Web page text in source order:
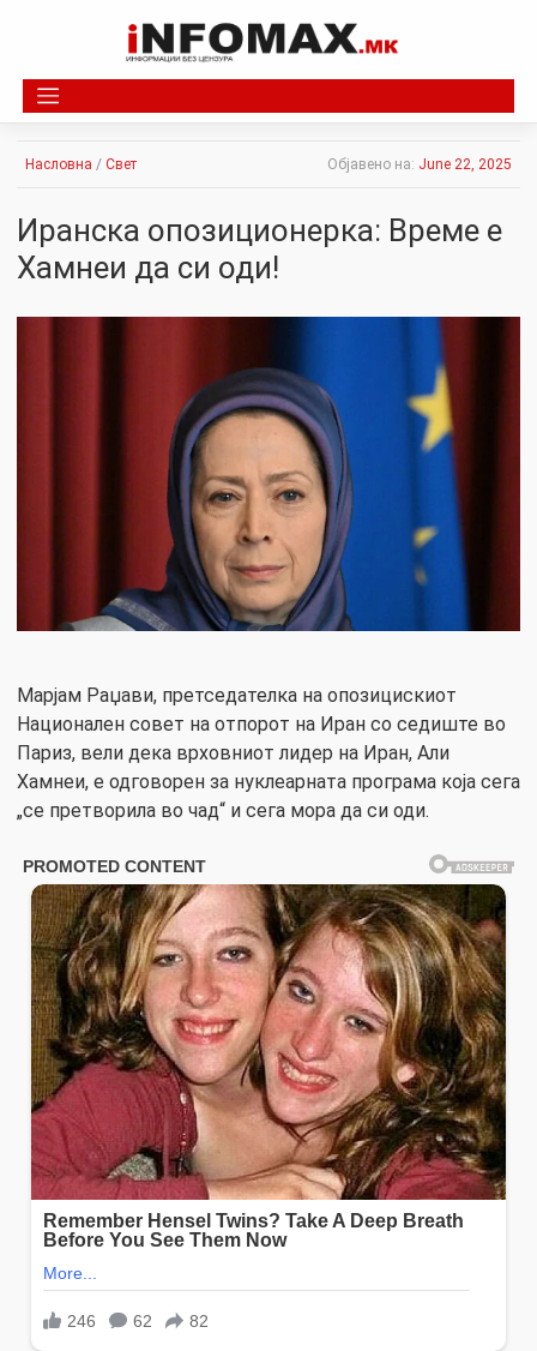
Насловна / Свет Објавено на: June 22, 2025
Иранска опозиционерка: Време е
Хамнеи да си оди!
Марјам Раџави, претседателка на опозицискиот
Национален совет на отпорот на Иран со седиште во
Париз, вели дека врховниот лидер на Иран, Али
Хамнеи, е одговорен за нуклеарната програма која сега
„се претворила во чад“ и сега мора да си оди.